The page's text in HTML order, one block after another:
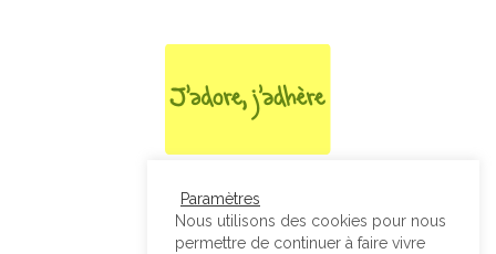
Paramètres
Nous utilisons des cookies pour nous
permettre de continuer à faire vivre